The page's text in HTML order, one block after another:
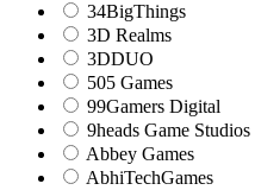
34BigThings
3D Realms
3DDUO
505 Games
99Gamers Digital
9heads Game Studios
Abbey Games
AbhiTechGames